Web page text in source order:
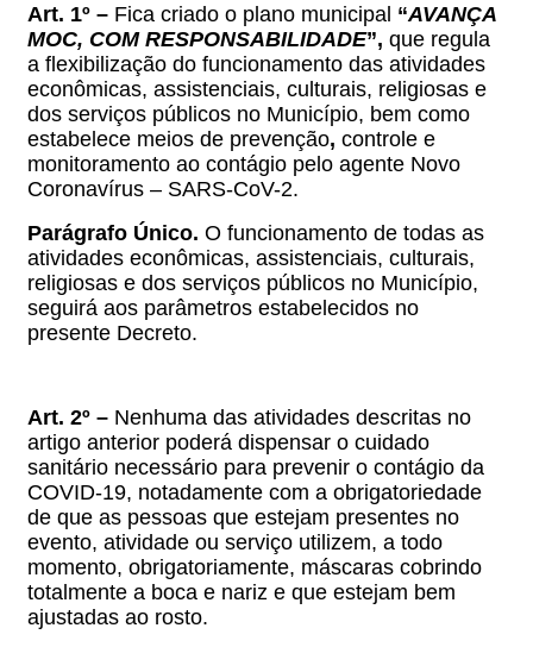
Art. 1º – Fica criado o plano municipal “AVANÇA
MOC, COM RESPONSABILIDADE”, que regula
a flexibilização do funcionamento das atividades
econômicas, assistenciais, culturais, religiosas e
dos serviços públicos no Município, bem como
estabelece meios de prevenção, controle e
monitoramento ao contágio pelo agente Novo
Coronavírus – SARS-CoV-2.
Parágrafo Único. O funcionamento de todas as
atividades econômicas, assistenciais, culturais,
religiosas e dos serviços públicos no Município,
seguirá aos parâmetros estabelecidos no
presente Decreto.
Art. 2º – Nenhuma das atividades descritas no
artigo anterior poderá dispensar o cuidado
sanitário necessário para prevenir o contágio da
COVID-19, notadamente com a obrigatoriedade
de que as pessoas que estejam presentes no
evento, atividade ou serviço utilizem, a todo
momento, obrigatoriamente, máscaras cobrindo
totalmente a boca e nariz e que estejam bem
ajustadas ao rosto.